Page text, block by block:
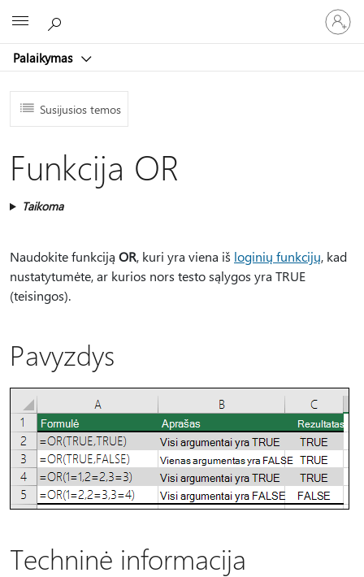
Palaikymas
prie
paskyros
Susijusios temos
Funkcija OR
Taikoma
Naudokite funkciją OR, kuri yra viena iš loginių funkcijų, kad
nustatytumėte, ar kurios nors testo sąlygos yra TRUE
(teisingos).
Pavyzdys
Techninė informacija